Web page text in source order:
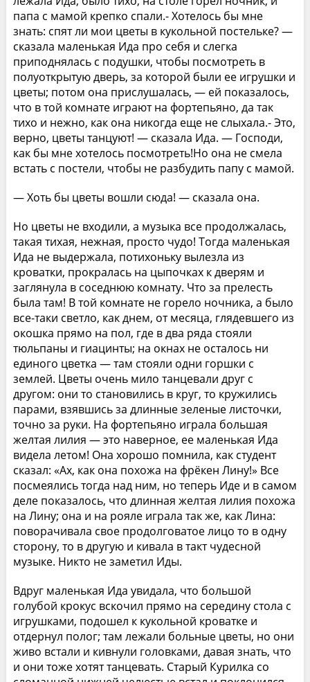
папа с мамой крепко спали.- Хотелось бы мне
знать: спят ли мои цветы в кукольной постельке? —
сказала маленькая Ида про себя и слегка
приподнялась с подушки, чтобы посмотреть в
полуоткрытую дверь, за которой были ее игрушки и
цветы; потом она прислушалась, — ей показалось,
что в той комнате играют на фортепьяно, да так
тихо и нежно, как она никогда еще не слыхала.- Это,
верно, цветы танцуют! — сказала Ида. — Господи,
как бы мне хотелось посмотреть!Но она не смела
встать с постели, чтобы не разбудить папу с мамой.
— Хоть бы цветы вошли сюда! — сказала она.
Но цветы не входили, а музыка все продолжалась,
такая тихая, нежная, просто чудо! Тогда маленькая
Ида не выдержала, потихоньку вылезла из
кроватки, прокралась на цыпочках к дверям и
заглянула в соседнюю комнату. Что за прелесть
была там! В той комнате не горело ночника, а было
все-таки светло, как днем, от месяца, глядевшего из
окошка прямо на пол, где в два ряда стояли
тюльпаны и гиацинты; на окнах не осталось ни
единого цветка — там стояли одни горшки с
землей. Цветы очень мило танцевали друг с
другом: они то становились в круг, то кружились
парами, взявшись за длинные зеленые листочки,
точно за руки. На фортепьяно играла большая
желтая лилия — это наверное, ее маленькая Ида
видела летом! Она хорошо помнила, как студент
сказал: «Ах, как она похожа на фрёкен Лину!» Все
посмеялись тогда над ним, но теперь Иде и в самом
деле показалось, что длинная желтая лилия похожа
на Лину; она и на рояле играла так же, как Лина:
поворачивала свое продолговатое лицо то в одну
сторону, то в другую и кивала в такт чудесной
музыке. Никто не заметил Иды.
Вдруг маленькая Ида увидала, что большой
голубой крокус вскочил прямо на середину стола с
игрушками, подошел к кукольной кроватке и
отдернул полог; там лежали больные цветы, но они
живо встали и кивнули головками, давая знать, что
и они тоже хотят танцевать. Старый Курилка со